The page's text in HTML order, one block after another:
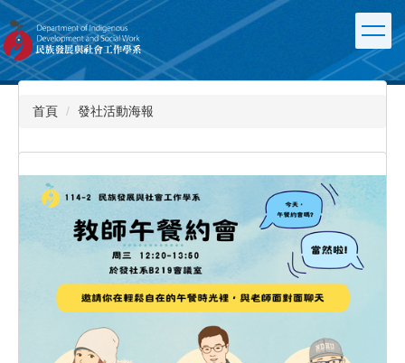
跳
到
主
要
內
首頁 發社活動海報